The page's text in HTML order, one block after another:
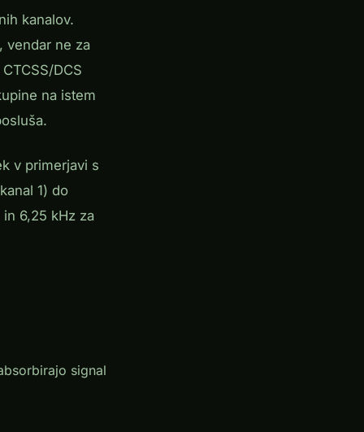
kanalov.
vendar ne za
DCS
na istem
v primerjavi s
1) do
6,25 kHz za
signal